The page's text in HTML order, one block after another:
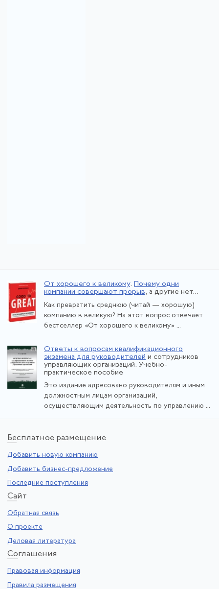
От хорошего к великому. Почему одни
компании совершают прорыв, а другие нет...
Как превратить среднюю (читай — хорошую)
компанию в великую? На этот вопрос отвечает
бестселлер «От хорошего к великому» ...
Ответы к вопросам квалификационного
экзамена для руководителей и сотрудников
управляющих организаций. Учебно-
практическое пособие
Это издание адресовано руководителям и иным
должностным лицам организаций,
осуществляющим деятельность по управлению ...
Бесплатное размещение
Добавить новую компанию
Добавить бизнес-предложение
Последние поступления
Сайт
Обратная связь
О проекте
Деловая литература
Соглашения
Правовая информация
Правила размещения